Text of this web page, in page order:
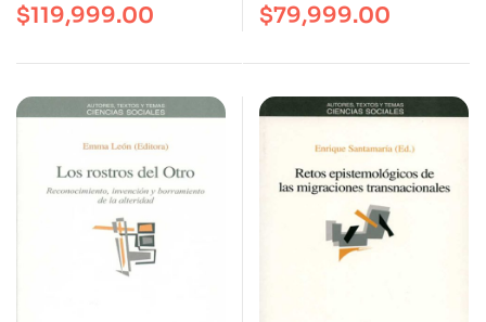
$119,999.00 $79,999.00